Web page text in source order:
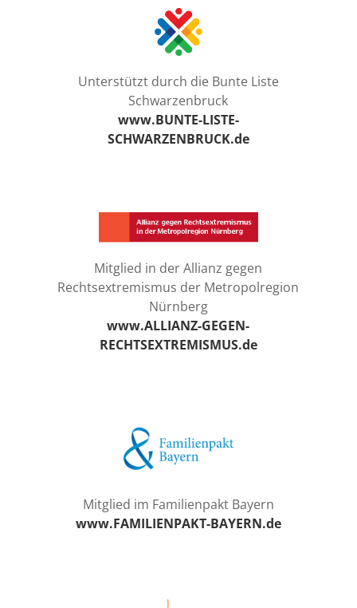
Unterstützt durch die Bunte Liste
Schwarzenbruck
www.BUNTE-LISTE-
SCHWARZENBRUCK.de
Mitglied in der Allianz gegen
Rechtsextremismus der Metropolregion
Nürnberg
www.ALLIANZ-GEGEN-
RECHTSEXTREMISMUS.de
Mitglied im Familienpakt Bayern
www.FAMILIENPAKT-BAYERN.de